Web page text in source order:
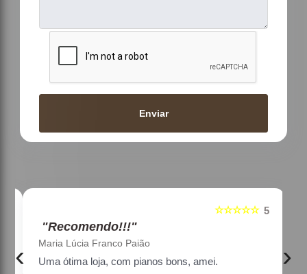
Enviar
5
☆☆☆☆☆
"Recomendo!!!"
Maria Lúcia Franco Paião
Uma ótima loja, com pianos bons, amei.
‹ ›